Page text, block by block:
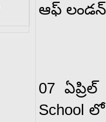
ఆఫ్ లండన్
07
School